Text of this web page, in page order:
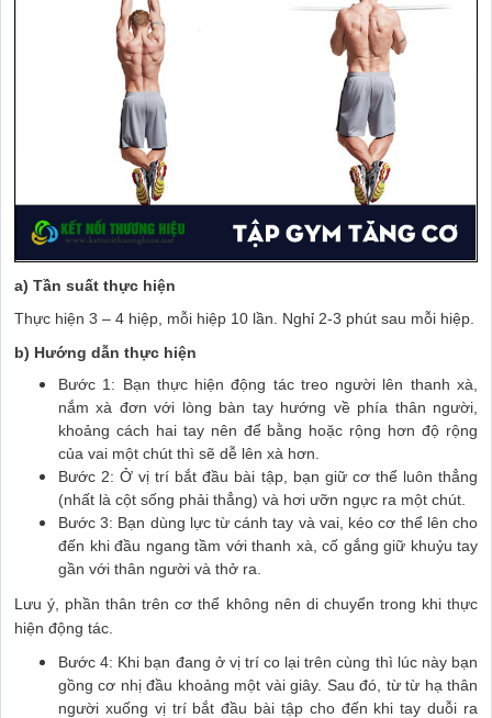
a) Tần suất thực hiện
Thực hiện 3 – 4 hiệp, mỗi hiệp 10 lần. Nghỉ 2-3 phút sau mỗi hiệp.
b) Hướng dẫn thực hiện
Bước 1: Bạn thực hiện động tác treo người lên thanh xà,
nắm xà đơn với lòng bàn tay hướng về phía thân người,
khoảng cách hai tay nên để bằng hoặc rộng hơn độ rộng
của vai một chút thì sẽ dễ lên xà hơn.
Bước 2: Ở vị trí bắt đầu bài tập, bạn giữ cơ thể luôn thẳng
(nhất là cột sống phải thẳng) và hơi ưỡn ngực ra một chút.
Bước 3: Bạn dùng lực từ cánh tay và vai, kéo cơ thể lên cho
đến khi đầu ngang tầm với thanh xà, cố gắng giữ khuỷu tay
gần với thân người và thở ra.
Lưu ý, phần thân trên cơ thể không nên di chuyển trong khi thực
hiện động tác.
Bước 4: Khi bạn đang ở vị trí co lại trên cùng thì lúc này bạn
gồng cơ nhị đầu khoảng một vài giây. Sau đó, từ từ hạ thân
người xuống vị trí bắt đầu bài tập cho đến khi tay duỗi ra